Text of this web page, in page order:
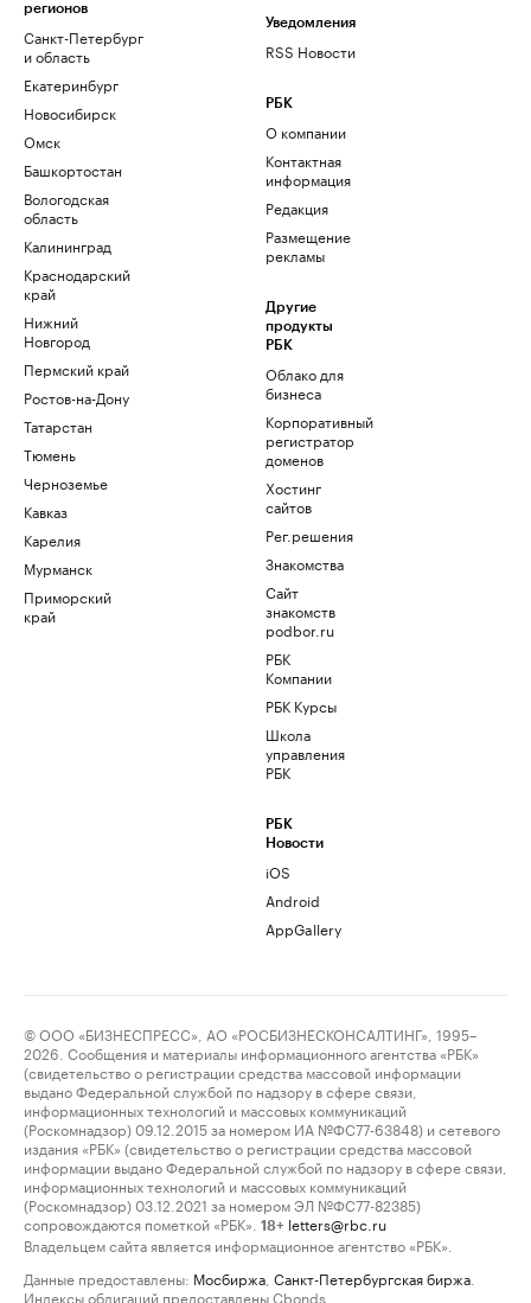
регионов
Санкт-Петербург
и область
Екатеринбург
Новосибирск
Омск
Башкортостан
Вологодская
область
Калининград
Краснодарский
край
Нижний
Новгород
Пермский край
Ростов-на-Дону
Татарстан
Тюмень
Черноземье
Кавказ
Карелия
Мурманск
Приморский
край
Уведомления
RSS Новости
РБК
О компании
Контактная
информация
Редакция
Размещение
рекламы
Другие
продукты
РБК
Облако для
бизнеса
Корпоративный
регистратор
доменов
Хостинг
сайтов
Рег.решения
Знакомства
Сайт
знакомств
podbor.ru
РБК
Компании
РБК Курсы
Школа
управления
РБК
РБК
Новости
iOS
Android
AppGallery
© ООО «БИЗНЕСПРЕСС», АО «РОСБИЗНЕСКОНСАЛТИНГ», 1995–
2026. Сообщения и материалы информационного агентства «РБК»
(свидетельство о регистрации средства массовой информации
выдано Федеральной службой по надзору в сфере связи,
информационных технологий и массовых коммуникаций
(Роскомнадзор) 09.12.2015 за номером ИА №ФС77-63848) и сетевого
издания «РБК» (свидетельство о регистрации средства массовой
информации выдано Федеральной службой по надзору в сфере связи,
информационных технологий и массовых коммуникаций
(Роскомнадзор) 03.12.2021 за номером ЭЛ №ФС77-82385)
сопровождаются пометкой «РБК».
18+ letters@rbc.ru
Владельцем сайта является информационное агентство «РБК».
Данные предоставлены: Мосбиржа Санкт-Петербургская биржа
Индексы облигаций предоставлены Cbonds.